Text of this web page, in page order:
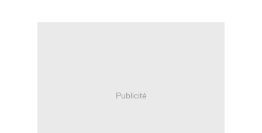
Publicité